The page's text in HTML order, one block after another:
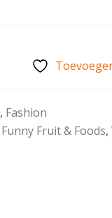
, Fashion
Funny Fruit & Foods,